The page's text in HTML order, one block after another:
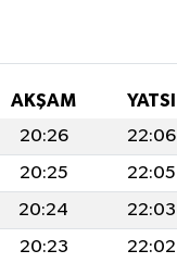
AKŞAM
YATSI
20:26
22:06
20:25
22:05
20:24
22:03
20:23
22:02